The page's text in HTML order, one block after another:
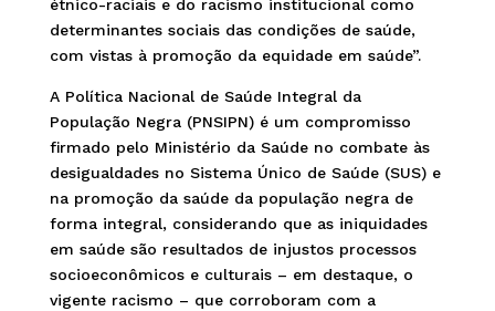
étnico-raciais e do racismo institucional como
determinantes sociais das condições de saúde,
com vistas à promoção da equidade em saúde”.
A Política Nacional de Saúde Integral da
População Negra (PNSIPN) é um compromisso
firmado pelo Ministério da Saúde no combate às
desigualdades no Sistema Único de Saúde (SUS) e
na promoção da saúde da população negra de
forma integral, considerando que as iniquidades
em saúde são resultados de injustos processos
socioeconômicos e culturais – em destaque, o
vigente racismo – que corroboram com a